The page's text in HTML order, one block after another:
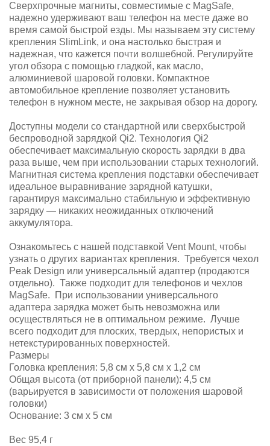
Сверхпрочные магниты, совместимые с MagSafe,
надежно удерживают ваш телефон на месте даже во
время самой быстрой езды. Мы называем эту систему
крепления SlimLink, и она настолько быстрая и
надежная, что кажется почти волшебной. Регулируйте
угол обзора с помощью гладкой, как масло,
алюминиевой шаровой головки. Компактное
автомобильное крепление позволяет установить
телефон в нужном месте, не закрывая обзор на дорогу.
Доступны модели со стандартной или сверхбыстрой
беспроводной зарядкой Qi2. Технология Qi2
обеспечивает максимальную скорость зарядки в два
раза выше, чем при использовании старых технологий.
Магнитная система крепления подставки обеспечивает
идеальное выравнивание зарядной катушки,
гарантируя максимально стабильную и эффективную
зарядку — никаких неожиданных отключений
аккумулятора.
Ознакомьтесь с нашей подставкой Vent Mount, чтобы
узнать о других вариантах крепления. Требуется чехол
Peak Design или универсальный адаптер (продаются
отдельно). Также подходит для телефонов и чехлов
MagSafe. При использовании универсального
адаптера зарядка может быть невозможна или
осуществляться не в оптимальном режиме. Лучше
всего подходит для плоских, твердых, непористых и
нетекстурированных поверхностей.
Размеры
Головка крепления: 5,8 см x 5,8 см x 1,2 см
Общая высота (от приборной панели): 4,5 см
(варьируется в зависимости от положения шаровой
головки)
Основание: 3 см x 5 см
Вес 95,4 г